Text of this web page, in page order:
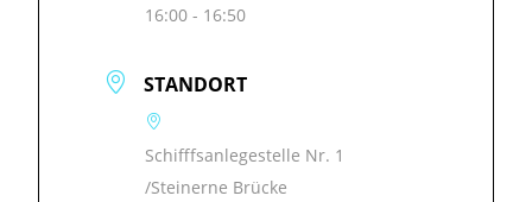
16:00 - 16:50
STANDORT
Schifffsanlegestelle Nr. 1
/Steinerne Brücke